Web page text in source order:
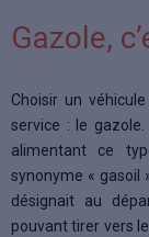
Gazole,
Choisir un
service : le
alimentant ce
synonyme « gasoil
désignait au
pouvant tirer vers